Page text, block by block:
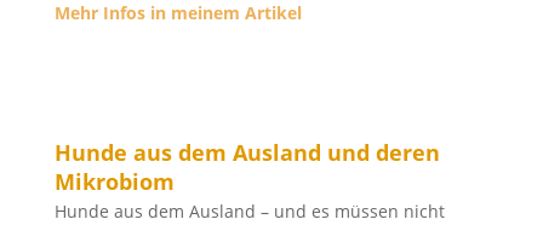
Mehr Infos in meinem Artikel
Hunde aus dem Ausland und deren
Mikrobiom
Hunde aus dem Ausland – und es müssen nicht